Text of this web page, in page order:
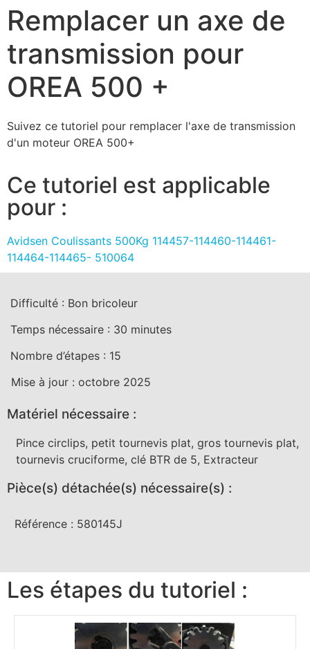
Remplacer un axe de
transmission pour
OREA 500 +
Suivez ce tutoriel pour remplacer l'axe de transmission
d'un moteur OREA 500+
Ce tutoriel est applicable
pour :
Avidsen Coulissants 500Kg 114457-114460-114461-
114464-114465- 510064
Difficulté : Bon bricoleur
Temps nécessaire : 30 minutes
Nombre d’étapes : 15
Mise à jour : octobre 2025
Matériel nécessaire :
Pince circlips, petit tournevis plat, gros tournevis plat,
tournevis cruciforme, clé BTR de 5, Extracteur
Pièce(s) détachée(s) nécessaire(s) :
Référence : 580145J
Les étapes du tutoriel :